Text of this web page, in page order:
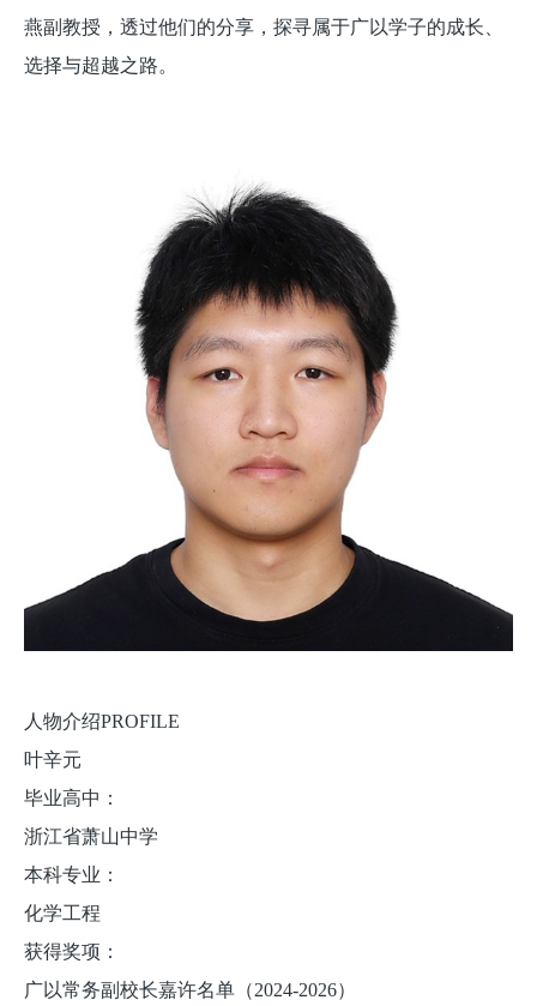
燕副教授，透过他们的分享，探寻属于广以学子的成长、
选择与超越之路。
人物介绍PROFILE
叶辛元
毕业高中：
浙江省萧山中学
本科专业：
化学工程
获得奖项：
广以常务副校长嘉许名单（2024-2026）